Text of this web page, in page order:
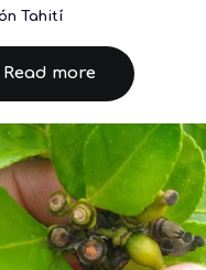
Tahití
Read more